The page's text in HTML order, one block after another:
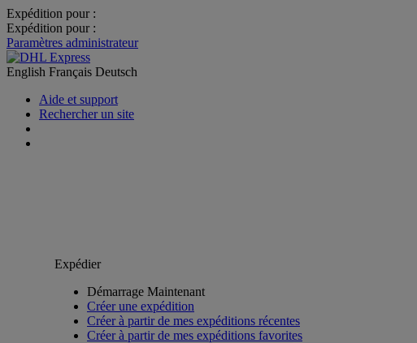
Expédition pour :
Expédition pour :
Paramètres administrateur
English Français Deutsch
Aide et support
Rechercher un site
Expédier
Démarrage Maintenant
Créer une expédition
Créer à partir de mes expéditions récentes
Créer à partir de mes expéditions favorites